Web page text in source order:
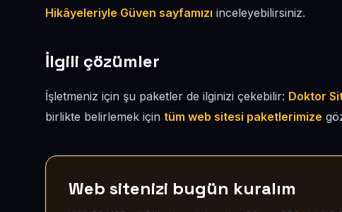
Hikâyeleriyle Güven sayfamızı inceleyebilirsiniz.
İlgili çözümler
İşletmeniz için şu paketler de ilginizi çekebilir: Doktor
birlikte belirlemek için tüm web sitesi paketlerimize
Web sitenizi bugün kuralım